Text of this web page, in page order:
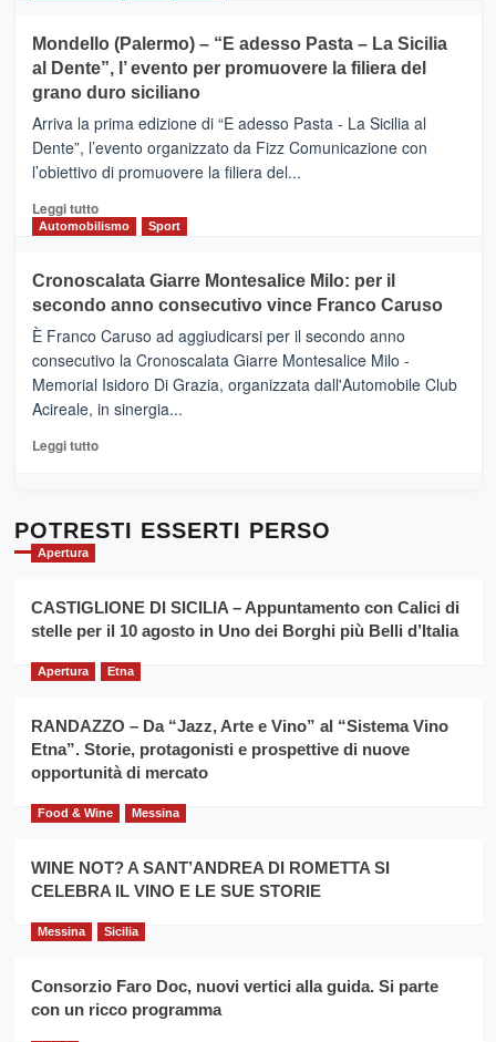
e
messaggi
di
CASTIGLIONE
DI
SICILIA
(Ct)
–
Il
Borgo
Gusto,
il
tra
sapori
vicoli
medievali
Mondello (Palermo) – “E adesso Pasta – La Sicilia
al Dente”, l’ evento per promuovere la filiera del
grano duro siciliano
Arriva la prima edizione di “E adesso Pasta - La Sicilia al
Dente”, l’evento organizzato da Fizz Comunicazione con
l’obiettivo di promuovere la filiera del...
Leggi tuttoLeggi
di
Mondello
(Palermo)
–
“E
adesso
Pasta
–
Sicilia
l’
evento
la
filiera
grano
Automobilismo Sport
Cronoscalata Giarre Montesalice Milo: per il
secondo anno consecutivo vince Franco Caruso
È Franco Caruso ad aggiudicarsi per il secondo anno
consecutivo la Cronoscalata Giarre Montesalice Milo -
Memorial Isidoro Di Grazia, organizzata dall'Automobile Club
Acireale, in sinergia...
Leggi tuttoLeggi
Cronoscalata
per
il
anno
Franco
Caruso
POTRESTI ESSERTI PERSO
Apertura
CASTIGLIONE DI SICILIA – Appuntamento con Calici di
stelle per il 10 agosto in Uno dei Borghi più Belli d’Italia
Apertura Etna
RANDAZZO – Da “Jazz, Arte e Vino” al “Sistema Vino
Etna”. Storie, protagonisti e prospettive di nuove
opportunità di mercato
Food & Wine Messina
WINE NOT? A SANT’ANDREA DI ROMETTA SI
CELEBRA IL VINO E LE SUE STORIE
Messina Sicilia
Consorzio Faro Doc, nuovi vertici alla guida. Si parte
con un ricco programma